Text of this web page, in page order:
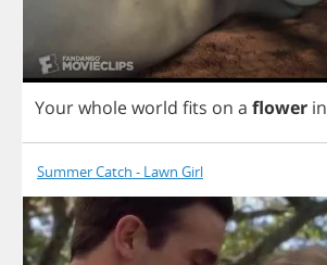
Yourwholeworld fits on a flower in
Summer Catch - Lawn Girl